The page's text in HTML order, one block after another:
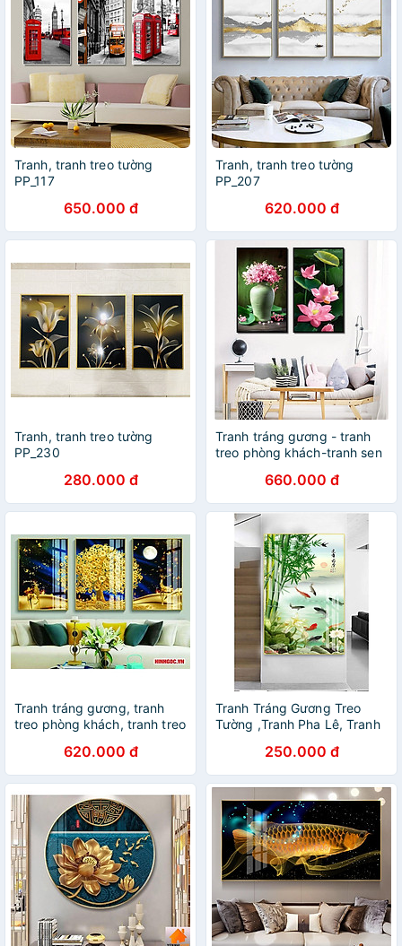
Tranh, tranh treo tường
PP_117
650.000 đ
Tranh, tranh treo tường
PP_207
620.000 đ
Tranh, tranh treo tường
PP_230
280.000 đ
Tranh tráng gương - tranh
treo phòng khách-tranh sen
660.000 đ
Tranh tráng gương, tranh
treo phòng khách, tranh treo
hươu cao cấp620.000 đ
Tranh Tráng Gương Treo
Tường ,Tranh Pha Lê, Tranh
250.000 đ